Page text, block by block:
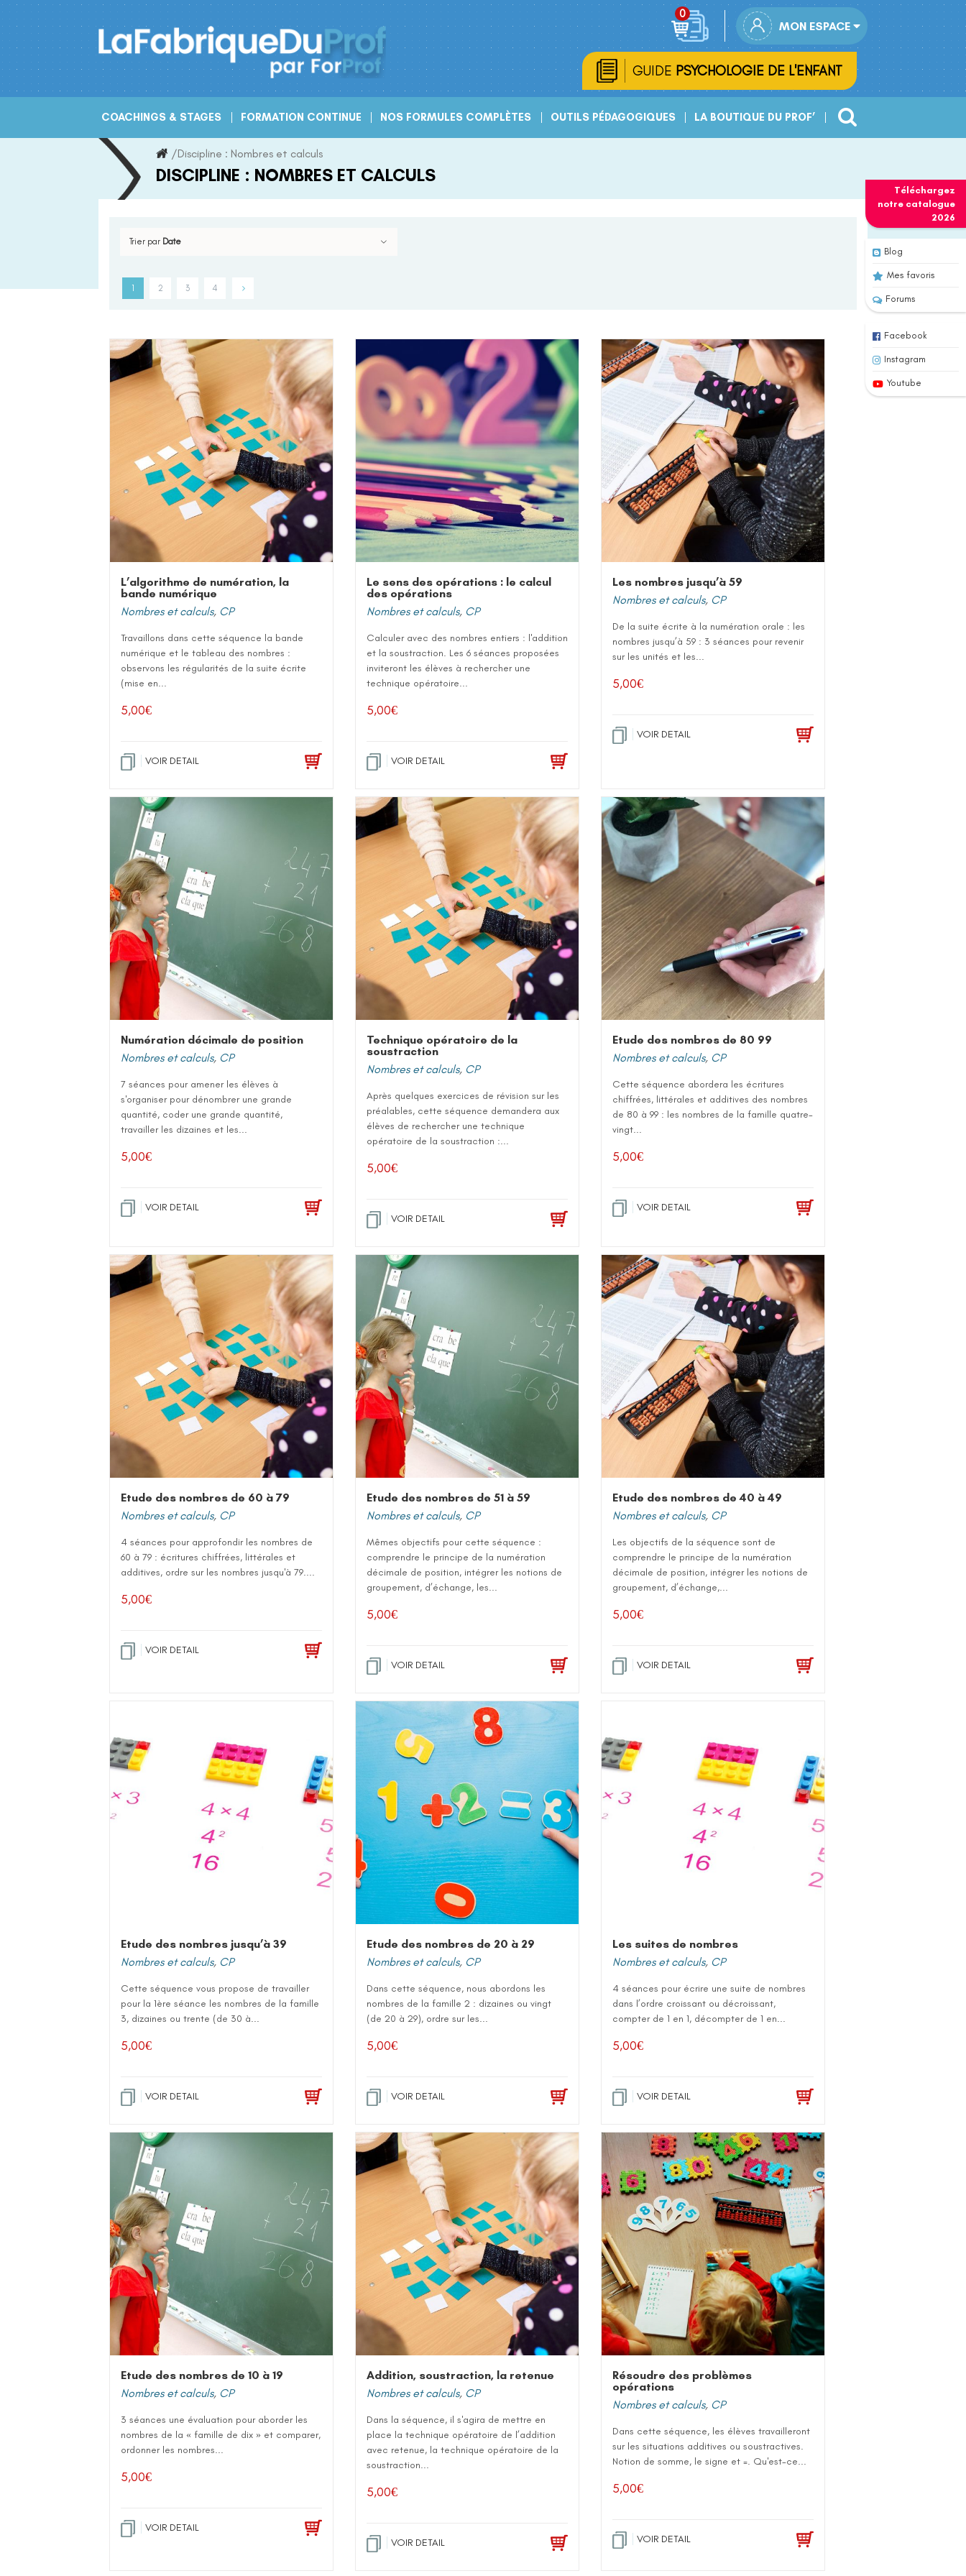
Téléchargez
notre catalogue
2026
Blog
Mes favoris
Forums
Facebook
Instagram
Youtube
Skip
to
MON ESPACE
GUIDE PSYCHOLOGIE DE L'ENFANT
COACHINGS & STAGES FORMATION CONTINUE NOS FORMULES COMPLÈTES OUTILS PÉDAGOGIQUES LA BOUTIQUE DU PROF’
/Discipline : Nombres et calculs
DISCIPLINE : NOMBRES ET CALCULS
Trier par Date
1 2 3 4
L’algorithme de numération, la
bande numérique
Nombres et calculs, CP
Travaillons dans cette séquence la bande
numérique et le tableau des nombres :
observons les régularités de la suite écrite
(mise en...
5,00€
VOIR DETAIL
Le sens des opérations : le calcul
des opérations
Nombres et calculs, CP
Calculer avec des nombres entiers : l'addition
et la soustraction. Les 6 séances proposées
inviteront les élèves à rechercher une
technique opératoire...
5,00€
VOIR DETAIL
Les nombres jusqu’à 59
Nombres et calculs, CP
De la suite écrite à la numération orale : les
nombres jusqu’à 59 : 3 séances pour revenir
sur les unités et les...
5,00€
VOIR DETAIL
Numération décimale de position
Nombres et calculs, CP
7 séances pour amener les élèves à
s'organiser pour dénombrer une grande
quantité, coder une grande quantité,
travailler les dizaines et les...
5,00€
VOIR DETAIL
Technique opératoire de la
soustraction
Nombres et calculs, CP
Après quelques exercices de révision sur les
préalables, cette séquence demandera aux
élèves de rechercher une technique
opératoire de la soustraction :...
5,00€
VOIR DETAIL
Etude des nombres de 80 99
Nombres et calculs, CP
Cette séquence abordera les écritures
chiffrées, littérales et additives des nombres
de 80 à 99 : les nombres de la famille quatre-
vingt...
5,00€
VOIR DETAIL
Etude des nombres de 60 à 79
Nombres et calculs, CP
4 séances pour approfondir les nombres de
60 à 79 : écritures chiffrées, littérales et
additives, ordre sur les nombres jusqu'à 79....
5,00€
VOIR DETAIL
Etude des nombres de 51 à 59
Nombres et calculs, CP
Mêmes objectifs pour cette séquence :
comprendre le principe de la numération
décimale de position, intégrer les notions de
groupement, d’échange, les...
5,00€
VOIR DETAIL
Etude des nombres de 40 à 49
Nombres et calculs, CP
Les objectifs de la séquence sont de
comprendre le principe de la numération
décimale de position, intégrer les notions de
groupement, d’échange,...
5,00€
VOIR DETAIL
Etude des nombres jusqu’à 39
Nombres et calculs, CP
Cette séquence vous propose de travailler
pour la 1ère séance les nombres de la famille
3, dizaines ou trente (de 30 à...
5,00€
VOIR DETAIL
Etude des nombres de 20 à 29
Nombres et calculs, CP
Dans cette séquence, nous abordons les
nombres de la famille 2 : dizaines ou vingt
(de 20 à 29), ordre sur les...
5,00€
VOIR DETAIL
Les suites de nombres
Nombres et calculs, CP
4 séances pour écrire une suite de nombres
dans l’ordre croissant ou décroissant,
compter de 1 en 1, décompter de 1 en...
5,00€
VOIR DETAIL
Etude des nombres de 10 à 19
Nombres et calculs, CP
3 séances une évaluation pour aborder les
nombres de la « famille de dix » et comparer,
ordonner les nombres...
5,00€
VOIR DETAIL
Addition, soustraction, la retenue
Nombres et calculs, CP
Dans la séquence, il s'agira de mettre en
place la technique opératoire de l’addition
avec retenue, la technique opératoire de la
soustraction...
5,00€
VOIR DETAIL
Résoudre des problèmes
opérations
Nombres et calculs, CP
Dans cette séquence, les élèves travailleront
sur les situations additives ou soustractives.
Notion de somme, le signe et =. Qu'est-ce...
5,00€
VOIR DETAIL